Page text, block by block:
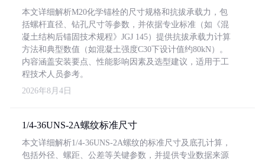
本文详细解析M20化学锚栓的尺寸规格和抗拔承载力，包
括螺杆直径、钻孔尺寸等参数，并依据专业标准（如《混
凝土结构后锚固技术规程》JGJ 145）提供抗拔承载力计算
方法和典型数值（如混凝土强度C30下设计值约80kN）。
内容涵盖安装要点、性能影响因素及选型建议，适用于工
程技术人员参考。
2026年8月4日
1/4-36UNS-2A螺纹标准尺寸
本文详细解析1/4-36UNS-2A螺纹的标准尺寸及底孔计算，
包括外径、螺距、公差等关键参数，并提供专业数据来源